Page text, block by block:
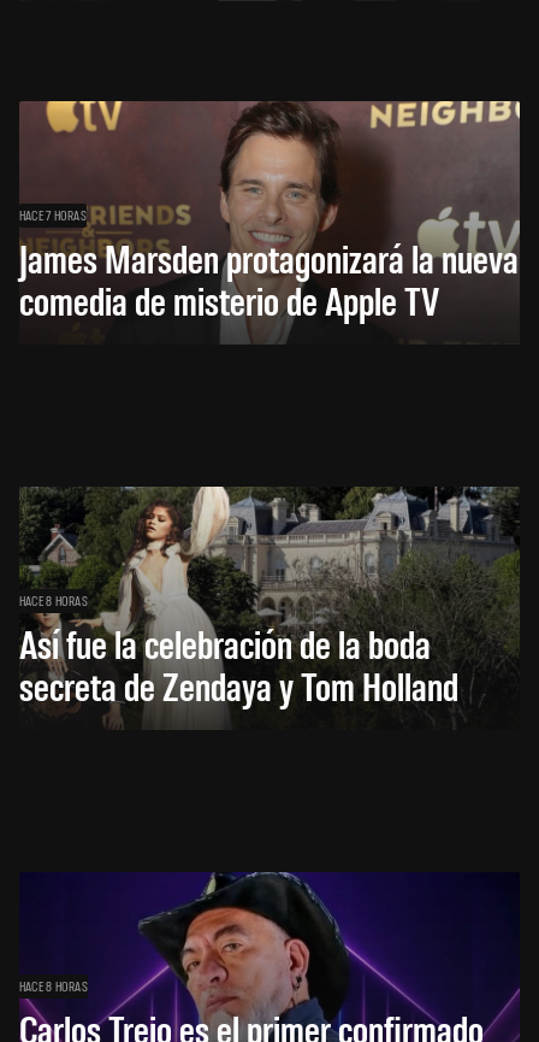
HACE 7 HORAS
James Marsden protagonizará la nueva
comedia de misterio de Apple TV
HACE 8 HORAS
Así fue la celebración de la boda
secreta de Zendaya y Tom Holland
HACE 8 HORAS
Carlos Trejo es el primer confirmado